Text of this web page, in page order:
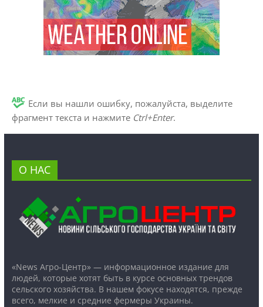
Если вы нашли ошибку, пожалуйста, выделите
фрагмент текста и нажмите Ctrl+Enter.
О НАС
«News Агро-Центр» — информационное издание для
людей, которые хотят быть в курсе основных трендов
сельского хозяйства. В нашем фокусе находятся, прежде
всего, мелкие и средние фермеры Украины.